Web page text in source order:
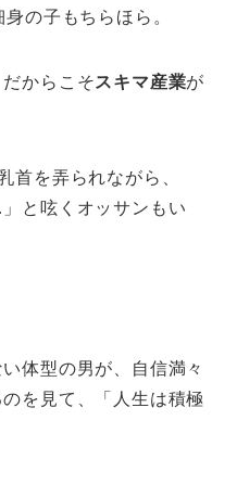
の子もちらほら。
からこそスキマ産業が
首を弄られながら、
と呟くオッサンもい
体型の男が、自信満々
を見て、「人生は積極